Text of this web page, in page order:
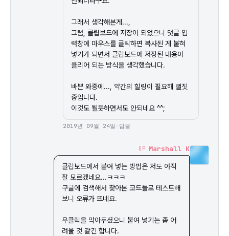
그래서 생각해본게...,
그럼, 클립보드에 저장이 되었으니 댓글 입
력창에 마우스를 클릭하면 복사된 게 붙혀
넣기가 되면서 클립보드에 저장된 내용이
클리어 되는 방식을 생각했습니다.
바쁜 와중에..., 약간의 힐링이 필요해 뻘짓
중입니다.
이것도 될듯하면서도 안되네요 ^^;
2019년 09월 24일 · 답글
Marshall K
OP
클립보드에서 붙여 넣는 방법은 저도 아직
잘 모르겠네요...ㅋㅋㅋ
구글에 검색해서 찾아본 코드들로 테스트해
보니 오류가 뜨네요.
우클릭을 막아두셨으니 붙여 넣기는 좀 어
려울 것 같긴 합니다.